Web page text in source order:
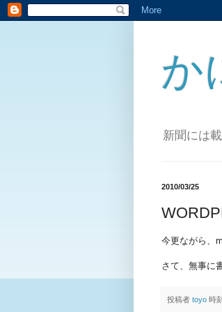
か
新聞には
2010/03/25
今更ながら、
さて、無事に
投稿者 toyo 時